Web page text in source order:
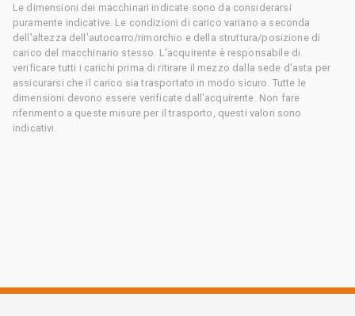
Le dimensioni dei macchinari indicate sono da considerarsi
puramente indicative. Le condizioni di carico variano a seconda
dell'altezza dell'autocarro/rimorchio e della struttura/posizione di
carico del macchinario stesso. L'acquirente è responsabile di
verificare tutti i carichi prima di ritirare il mezzo dalla sede d'asta per
assicurarsi che il carico sia trasportato in modo sicuro. Tutte le
dimensioni devono essere verificate dall'acquirente. Non fare
riferimento a queste misure per il trasporto, questi valori sono
indicativi.